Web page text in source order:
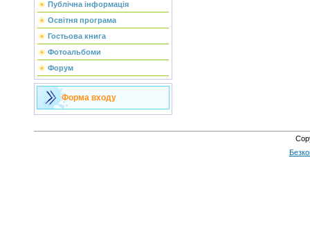
Публічна інформація
Освітня програма
Гостьова книга
Фотоальбоми
Форум
Форма входу